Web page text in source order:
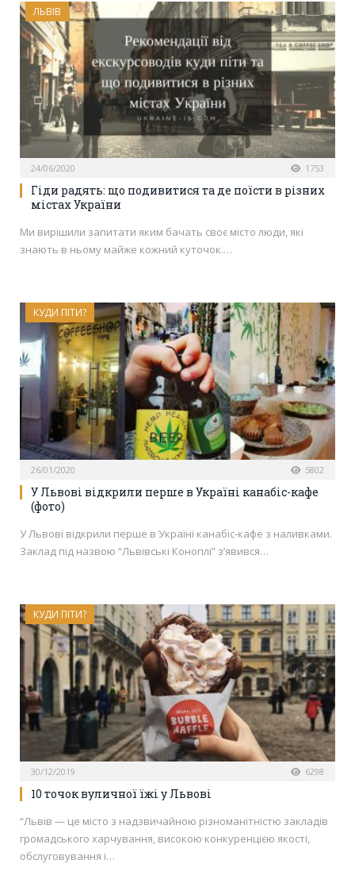
ЛЬВІВ
24/06/2020 1753
Гіди радять: що подивитися та де поїсти в різних
містах України
Ми вирішили запитати яким бачать своє місто люди, які
знають в ньому майже кожний куточок.…
КУДИ ПІТИ?
26/01/2020 5802
У Львові відкрили перше в Україні канабіс-кафе
(фото)
У Львові відкрили перше в Україні канабіс-кафе з наливками.
Заклад під назвою “Львівські Коноплі” з’явився…
КУДИ ПІТИ?
30/12/2019 6298
10 точок вуличної їжі у Львові
“Львів — це місто з надзвичайною різноманітністю закладів
громадського харчування, високою конкуренцією якості,
обслуговування і…